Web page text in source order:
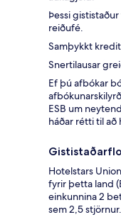
Þessi
reiðufé.
Samþykkt
Snertilausar
Ef þú afbókar
ESB um
háðar rétti til
Hotelstars
fyrir þetta land
einkunnina 2
sem 2,5 stjörnur.